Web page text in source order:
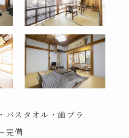
バスタオル・歯ブラ
完備